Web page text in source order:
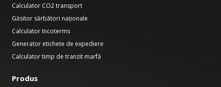
Calculator CO2 transport
Găsitor sărbători naționale
Calculator Incoterms
Generator etichete de expediere
Calculator timp de tranzit marfă
Produs